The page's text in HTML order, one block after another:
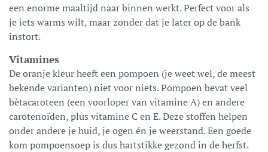
een enorme maaltijd naar binnen werkt. Perfect voor als
je iets warms wilt, maar zonder dat je later op de bank
instort.
Vitamines
De oranje kleur heeft een pompoen (je weet wel, de meest
bekende varianten) niet voor niets. Pompoen bevat veel
bètacaroteen (een voorloper van vitamine A) en andere
carotenoïden, plus vitamine C en E. Deze stoffen helpen
onder andere je huid, je ogen én je weerstand. Een goede
kom pompoensoep is dus hartstikke gezond in de herfst.